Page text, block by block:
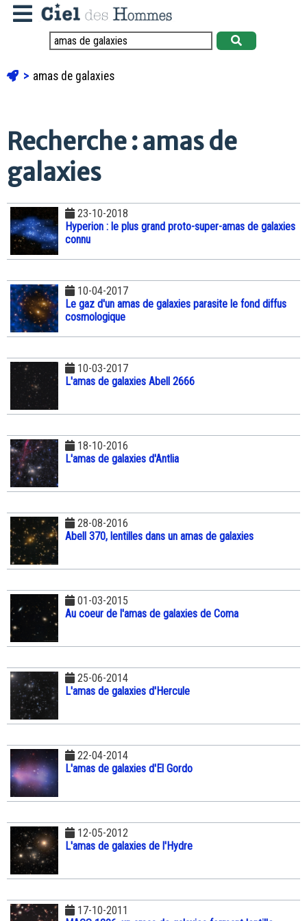
amas de galaxies
Recherche : amas de
galaxies
23-10-2018
Hyperion : le plus grand proto-super-amas de galaxies
connu
10-04-2017
Le gaz d'un amas de galaxies parasite le fond diffus
cosmologique
10-03-2017
L'amas de galaxies Abell 2666
18-10-2016
L'amas de galaxies d'Antlia
28-08-2016
Abell 370, lentilles dans un amas de galaxies
01-03-2015
Au coeur de l'amas de galaxies de Coma
25-06-2014
L'amas de galaxies d'Hercule
22-04-2014
L'amas de galaxies d'El Gordo
12-05-2012
L'amas de galaxies de l'Hydre
17-10-2011